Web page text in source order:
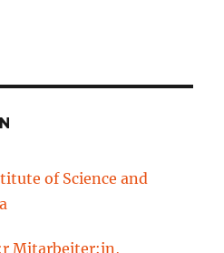
of Science and
Mitarbeiter:in,